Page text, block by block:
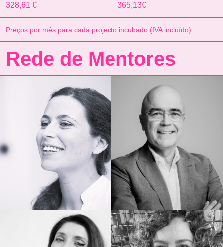
328,61 €
365,13€
Preços por mês para cada projecto incubado (IVA incluído).
Rede de Mentores